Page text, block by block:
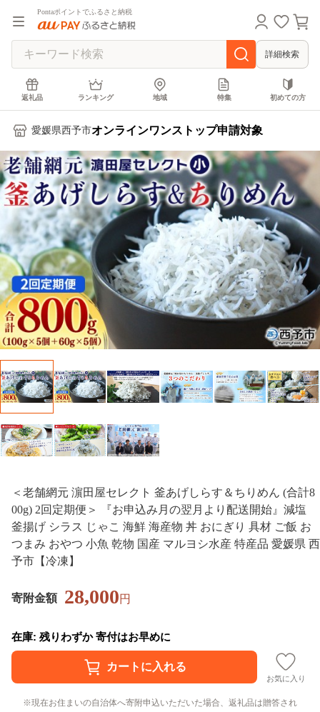
Pontaポイントでふるさと納税
詳細検索
返礼品 ランキング 地域 特集 初めての方
愛媛県西予市オンラインワンストップ申請対象
＜老舗網元 濵田屋セレクト 釜あげしらす＆ちりめん (合計8
00g) 2回定期便＞ 『お申込み月の翌月より配送開始』減塩
釜揚げ シラス じゃこ 海鮮 海産物 丼 おにぎり 具材 ご飯 お
つまみ おやつ 小魚 乾物 国産 マルヨシ水産 特産品 愛媛県 西
予市【冷凍】
寄附金額 28,000円
在庫: 残りわずか 寄付はお早めに
お気に入り
現在お住まいの自治体へ寄附申込いただいた場合、返礼品は贈答され